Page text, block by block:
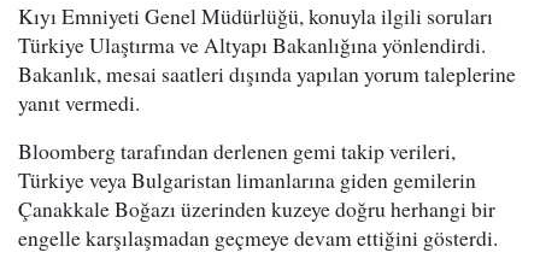
Kıyı Emniyeti Genel Müdürlüğü, konuyla ilgili soruları
Türkiye Ulaştırma ve Altyapı Bakanlığına yönlendirdi.
Bakanlık, mesai saatleri dışında yapılan yorum taleplerine
yanıt vermedi.
Bloomberg tarafından derlenen gemi takip verileri,
Türkiye veya Bulgaristan limanlarına giden gemilerin
Çanakkale Boğazı üzerinden kuzeye doğru herhangi bir
engelle karşılaşmadan geçmeye devam ettiğini gösterdi.